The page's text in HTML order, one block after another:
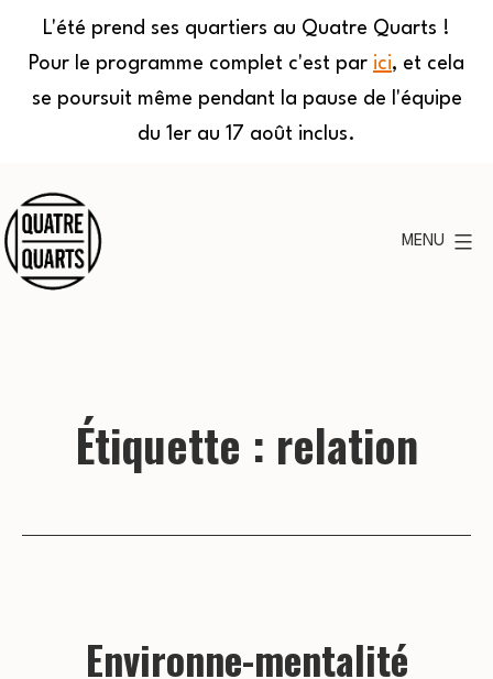
L'été prend ses quartiers au Quatre Quarts !
Pour le programme complet c'est par ici, et cela
se poursuit même pendant la pause de l'équipe
du 1er au 17 août inclus.
au
contenu
MENU
Étiquette : relation
Environne-mentalité